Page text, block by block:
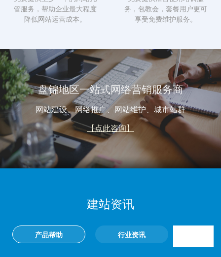
管服务，帮助企业最大程度
降低网站运营成本。
务，包教会，套餐用户更可
享受免费维护服务。
盘锦地区一站式网络营销服务商
网站建设、网络推广、网站维护、城市站群
【点此咨询】
建站资讯
产品帮助 行业资讯